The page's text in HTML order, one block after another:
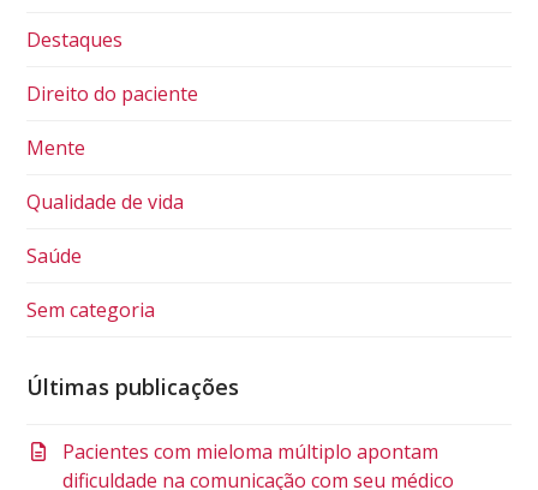
Destaques
Direito do paciente
Mente
Qualidade de vida
Saúde
Sem categoria
Últimas publicações
Pacientes com mieloma múltiplo apontam
dificuldade na comunicação com seu médico